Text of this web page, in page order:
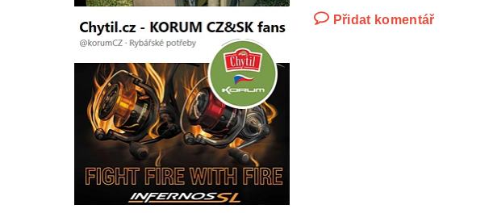
Přidat komentář